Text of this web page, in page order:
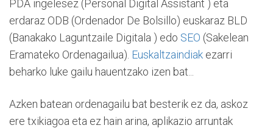
PDA ingelesez (Personal Digital Assistant ) eta
erdaraz ODB (Ordenador De Bolsillo) euskaraz BLD
(Banakako Laguntzaile Digitala ) edo SEO (Sakelean
Eramateko Ordenagailua). Euskaltzaindiak ezarri
beharko luke gailu hauentzako izen bat...
Azken batean ordenagailu bat besterik ez da, askoz
ere txikiagoa eta ez hain arina, aplikazio arruntak